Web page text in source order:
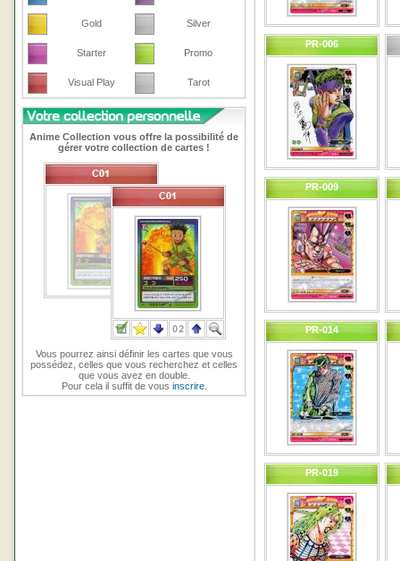
Gold Silver
Starter Promo
Visual Play Tarot
Anime Collection vous offre la possibilité de
gérer votre collection de cartes !
Vous pourrez ainsi définir les cartes que vous
possédez, celles que vous recherchez et celles
que vous avez en double.
Pour cela il suffit de vous inscrire.
PR-006
PR-009
PR-014
PR-019